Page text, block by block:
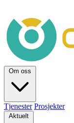
Om oss
Tjenester Prosjekter
Aktuelt